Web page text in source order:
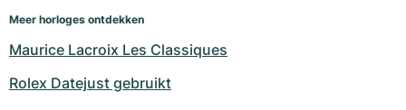
Meer horloges ontdekken
Maurice Lacroix Les Classiques
Rolex Datejust gebruikt